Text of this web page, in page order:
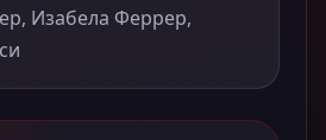
Изабела Феррер,